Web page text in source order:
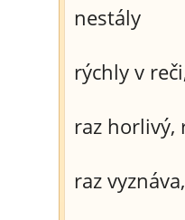
nestály
rýchly v
raz horlivý,
raz